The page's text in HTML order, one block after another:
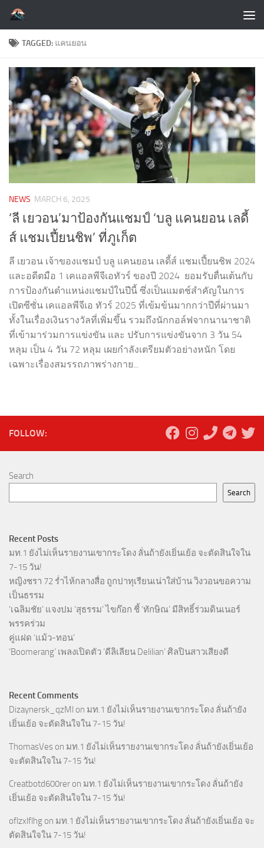
Skip to content
TAGGED: แคนยอน
NEWS MARCH 6, 2025
‘ลี เยวอน’มาป้องกันแชมป์ ‘บลู แคนยอน เลดี้
ส์ แชมเปี้ยนชิพ’ ที่ภูเก็ต
ลี เยวอน เจ้าของแชมป์ บลู แคนยอน เลดี้ส์ แชมเปี้ยนชิพ 2024
และอดีตมือ 1 เคแอลพีจีเอทัวร์ ของปี 2024 ยอมรับตื่นเต้นกับ
การป้องกันตำแหน่งแชมป์ในปีนี้ ซึ่งเป็นแมตช์สำคัญในการ
เปิดซีซั่น เคแอลพีจีเอ ทัวร์ 2025 ที่เข้มข้นมากกว่าปีที่ผ่านมา
ทั้งในเรื่องเงินรางวัลที่เพิ่มขึ้น รวมถึงนักกอล์ฟจากนานาชาติ
ที่เข้ามาร่วมการแข่งขัน และ ปรับการแข่งขันจาก 3 วัน 54
หลุม เป็น 4 วัน 72 หลุม เผยกำลังเตรียมตัวอย่างหนัก โดย
เฉพาะเรื่องสมรรถภาพร่างกาย...
FOLLOW:
Search
Search
Recent Posts
มท.1 ยังไม่เห็นรายงานเขากระโดง ลั่นถ้ายังเยิ่นเย้อ จะตัดสินใจใน
7-15 วัน!
หญิงชรา 72 ร่ำไห้กลางสื่อ ถูกปาทุเรียนเน่าใส่บ้าน วิงวอนขอความ
เป็นธรรม
‘เฉลิมชัย’ แจงปม ‘สุธรรม’ ไขก๊อก ชี้ ‘ทักษิณ’ มีสิทธิ์ร่วมดินเนอร์
พรรคร่วม
คู่แฝด ‘แม้ว-ทอน’
‘Boomerang’ เพลงเปิดตัว ‘ดีลิเลียน Delilian’ ศิลปินสาวเสียงดี
Recent Comments
Dizaynersk_qzMl on มท.1 ยังไม่เห็นรายงานเขากระโดง ลั่นถ้ายัง
เยิ่นเย้อ จะตัดสินใจใน 7-15 วัน!
ThomasVes on มท.1 ยังไม่เห็นรายงานเขากระโดง ลั่นถ้ายังเยิ่นเย้อ
จะตัดสินใจใน 7-15 วัน!
Creatbotd600rer on มท.1 ยังไม่เห็นรายงานเขากระโดง ลั่นถ้ายัง
เยิ่นเย้อ จะตัดสินใจใน 7-15 วัน!
oflzxlflhg on มท.1 ยังไม่เห็นรายงานเขากระโดง ลั่นถ้ายังเยิ่นเย้อ จะ
ตัดสินใจใน 7-15 วัน!